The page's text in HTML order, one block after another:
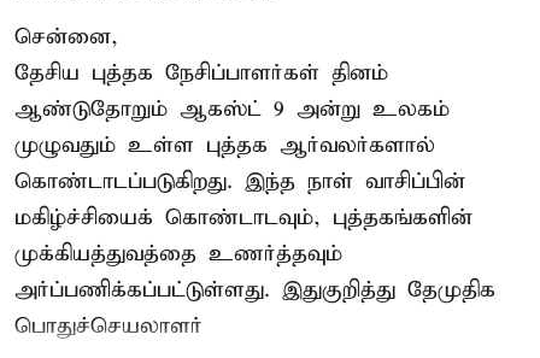
சென்னை,
தேசிய புத்தக நேசிப்பாளர்கள் தினம்
ஆண்டுதோறும் ஆகஸ்ட் 9 அன்று உலகம்
முழுவதும் உள்ள புத்தக ஆர்வலர்களால்
கொண்டாடப்படுகிறது. இந்த நாள் வாசிப்பின்
மகிழ்ச்சியைக் கொண்டாடவும், புத்தகங்களின்
முக்கியத்துவத்தை உணர்த்தவும்
அர்ப்பணிக்கப்பட்டுள்ளது. இதுகுறித்து தேமுதிக
பொதுச்செயலாளர்